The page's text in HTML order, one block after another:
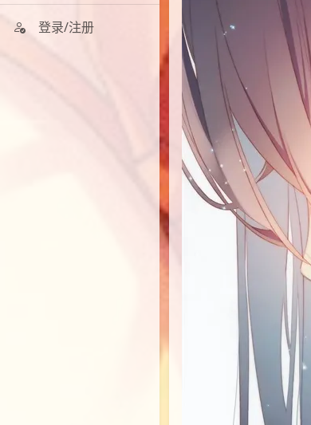
登录/注册